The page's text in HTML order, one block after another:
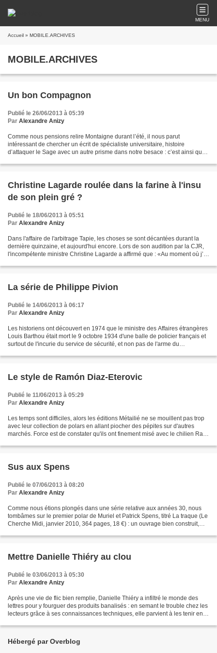
MENU
Accueil » MOBILE.ARCHIVES
MOBILE.ARCHIVES
Un bon Compagnon
Publié le 26/06/2013 à 05:39
Par Alexandre Anizy
Comme nous pensions relire Montaigne durant l’été, il nous parut
intéressant de chercher un écrit de spécialiste universitaire, histoire
d’attaquer le Sage avec un autre prisme dans notre besace : c’est ainsi que
Christine Lagarde roulée dans la farine à l'insu
de son plein gré ?
Publié le 18/06/2013 à 05:51
Par Alexandre Anizy
Dans l'affaire de l'arbitrage Tapie, les choses se sont décantées durant la
dernière quinzaine, et aujourd'hui encore. Lors de son audition par la CJR,
l'incompétente ministre Christine Lagarde a affirmé que : «Au moment où j’ai
La série de Philippe Pivion
Publié le 14/06/2013 à 06:17
Par Alexandre Anizy
Les historiens ont découvert en 1974 que le ministre des Affaires étrangères
Louis Barthou était mort le 9 octobre 1934 d'une balle de policier français et
surtout de l'incurie du service de sécurité, et non pas de l'arme du
Le style de Ramón Diaz-Eterovic
Publié le 11/06/2013 à 05:29
Par Alexandre Anizy
Les temps sont difficiles, alors les éditions Métailié ne se mouillent pas trop
avec leur collection de polars en allant piocher des pépites sur d'autres
marchés. Force est de constater qu'ils ont finement misé avec le chilien Ram
Sus aux Spens
Publié le 07/06/2013 à 08:20
Par Alexandre Anizy
Comme nous étions plongés dans une série relative aux années 30, nous
tombâmes sur le premier polar de Muriel et Patrick Spens, titré La traque (Le
Cherche Midi, janvier 2010, 364 pages, 18 €) : un ouvrage bien construit,
Mettre Danielle Thiéry au clou
Publié le 03/06/2013 à 05:30
Par Alexandre Anizy
Après une vie de flic bien remplie, Danielle Thiéry a infiltré le monde des
lettres pour y fourguer des produits banalisés : en semant le trouble chez les
lecteurs grâce à ses connaissances techniques, elle parvient à les tenir en
Hébergé par Overblog